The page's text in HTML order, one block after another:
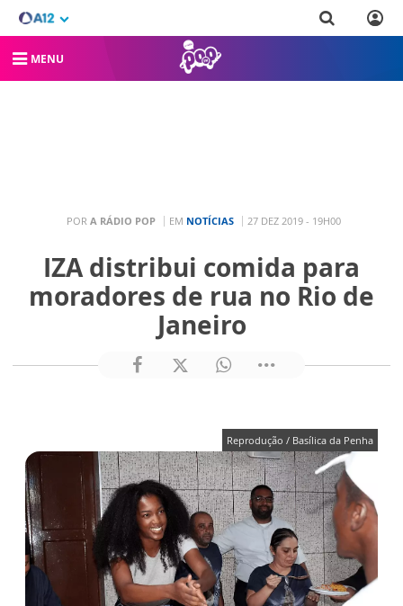
MENU
POR A RÁDIO POP EM NOTÍCIAS 27 DEZ 2019 - 19H00
IZA distribui comida para
moradores de rua no Rio de
Janeiro
Reprodução / Basílica da Penha